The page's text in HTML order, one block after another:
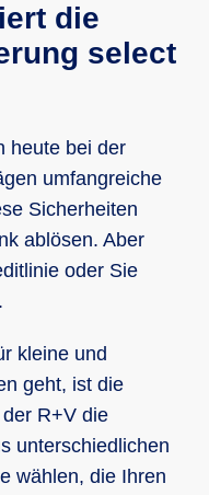
die
select
heute bei der
umfangreiche
Sicherheiten
ablösen. Aber
oder Sie
kleine und
geht, ist die
R+V die
unterschiedlichen
wählen, die Ihren